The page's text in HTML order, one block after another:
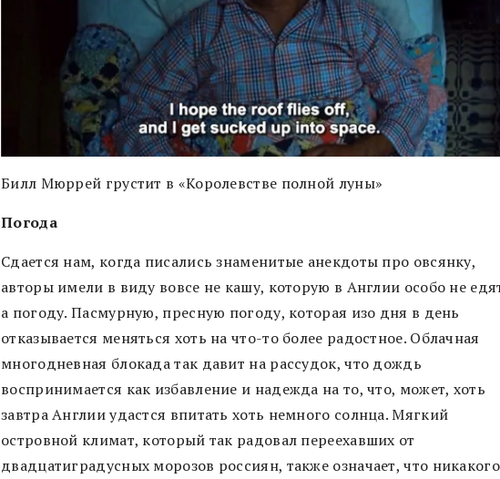
Билл Мюррей грустит в «Королевстве полной луны»
Погода
Сдается нам, когда писались знаменитые анекдоты про овсянку,
авторы имели в виду вовсе не кашу, которую в Англии особо не
а погоду. Пасмурную, пресную погоду, которая изо дня в день
отказывается меняться хоть на что-то более радостное. Облачная
многодневная блокада так давит на рассудок, что дождь
воспринимается как избавление и надежда на то, что, может, хоть
завтра Англии удастся впитать хоть немного солнца. Мягкий
островной климат, который так радовал переехавших от
двадцатиградусных морозов россиян, также означает, что никакого